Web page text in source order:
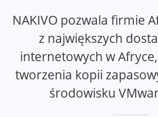
NAKIVO pozwala firmie
z największych
internetowych w
tworzenia kopii
środowisku